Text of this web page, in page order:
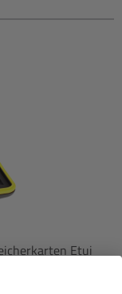
Etui